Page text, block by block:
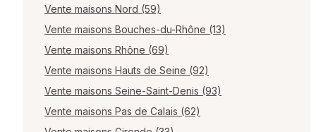
Vente maisons Nord (59)
Vente maisons Bouches-du-Rhône (13)
Vente maisons Rhône (69)
Vente maisons Hauts de Seine (92)
Vente maisons Seine-Saint-Denis (93)
Vente maisons Pas de Calais (62)